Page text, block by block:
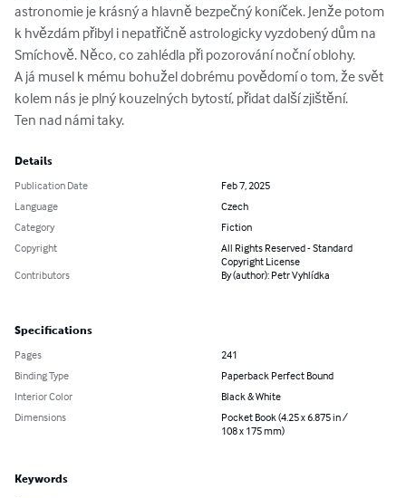
astronomie je krásný a hlavně bezpečný koníček. Jenže potom
k hvězdám přibyl i nepatřičně astrologicky vyzdobený dům na
Smíchově. Něco, co zahlédla při pozorování noční oblohy.
A já musel k mému bohužel dobrému povědomí o tom, že svět
kolem nás je plný kouzelných bytostí, přidat další zjištění.
Ten nad námi taky.
Details
Publication Date
Feb 7, 2025
Language
Czech
Category
Fiction
Copyright
All Rights Reserved - Standard
Copyright License
Contributors
By (author): Petr Vyhlídka
Specifications
Pages
241
Binding Type
Paperback Perfect Bound
Interior Color
Black & White
Dimensions
Pocket Book (4.25 x 6.875 in /
108 x 175 mm)
Keywords